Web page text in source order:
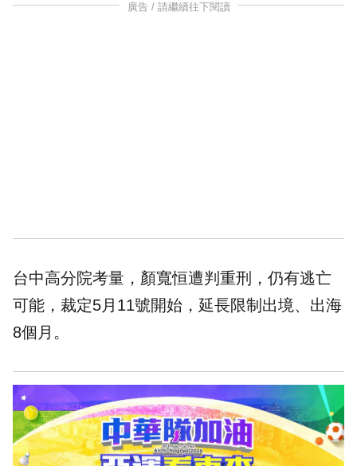
廣告 / 請繼續往下閱讀
台中高分院考量，顏寬恒遭判重刑，仍有逃亡
可能，裁定5月11號開始，延長限制出境、出海
8個月。